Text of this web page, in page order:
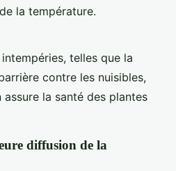
la température.
telles que la
contre les nuisibles,
la santé des plantes
diffusion de la